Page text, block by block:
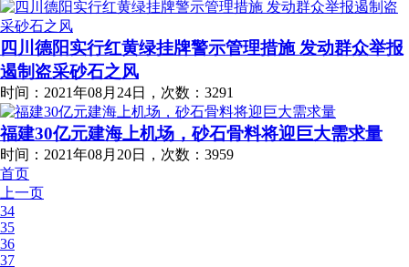
四川德阳实行红黄绿挂牌警示管理措施 发动群众举报
遏制盗采砂石之风
时间：2021年08月24日，次数：3291
福建30亿元建海上机场，砂石骨料将迎巨大需求量
时间：2021年08月20日，次数：3959
首页
上一页
34
35
36
37